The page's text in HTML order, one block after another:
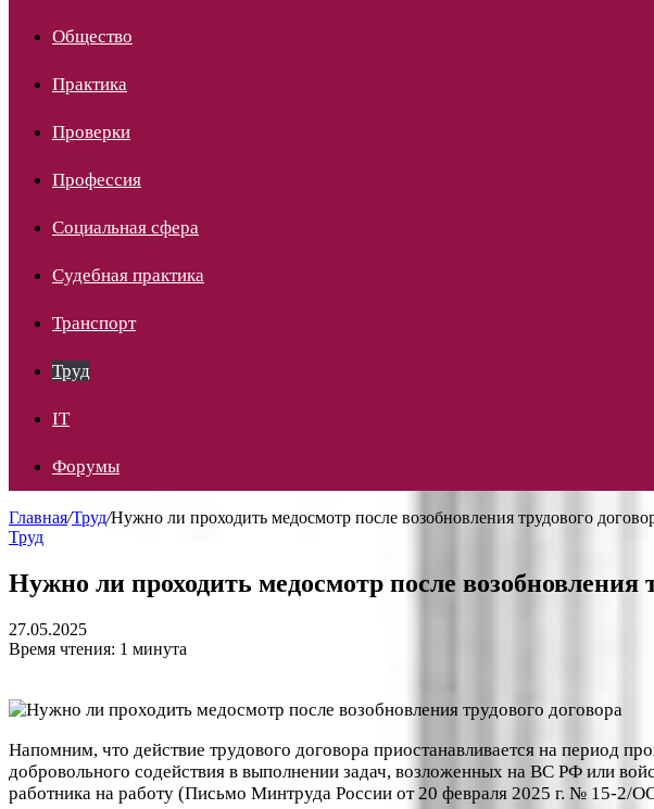
Общество
Практика
Проверки
Профессия
Социальная сфера
Судебная практика
Транспорт
Труд
IT
Форумы
Главная/Труд/Нужно ли проходить медосмотр после возобновления трудового
Труд
Нужно ли проходить медосмотр после
27.05.2025
Время чтения: 1 минута
Напомним, что действие трудового договора приостанавливается на период
добровольного содействия в выполнении задач, возложенных на ВС РФ или
работника на работу (Письмо Минтруда России от 20 февраля 2025 г. № 15-2/